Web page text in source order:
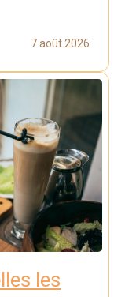
7 août 2026
les